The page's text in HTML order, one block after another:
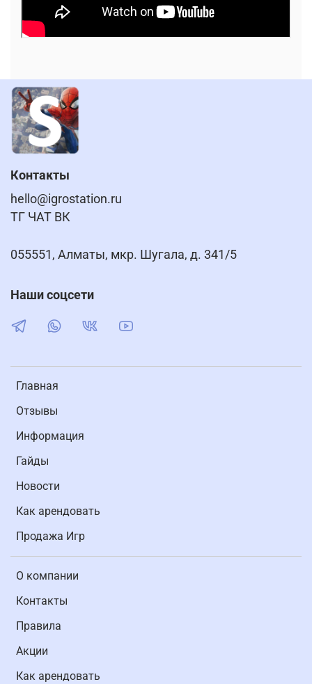
Главная
Отзывы
Информация
Гайды
Новости
Как арендовать
Продажа Игр
О компании
Контакты
Правила
Акции
Как арендовать
Контакты
hello@igrostation.ru
ТГ ЧАТ ВК
055551, Алматы, мкр. Шугала, д. 341/5
Наши соцсети